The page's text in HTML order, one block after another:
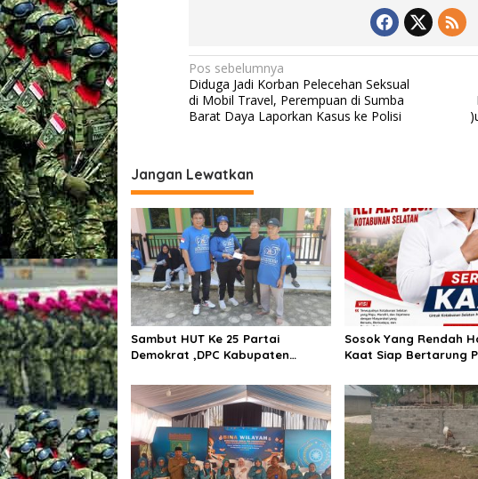
N
a
v
g
a
s
i
p
o
s
Pos sebelumnya
Diduga Jadi Korban Pelecehan Seksual
di Mobil Travel, Perempuan di Sumba
Barat Daya Laporkan Kasus ke Polisi
Jangan Lewatkan
Sambut HUT Ke 25 Partai
Demokrat ,DPC Kabupaten
Bersihkan Lingkungan Rumah
Ibadah,Melalui Gerakan Langit
Biru Indonesia ASRI.
Sosok Yang Rendah
Kaat Siap Bertarung
Kotabunan Selatan